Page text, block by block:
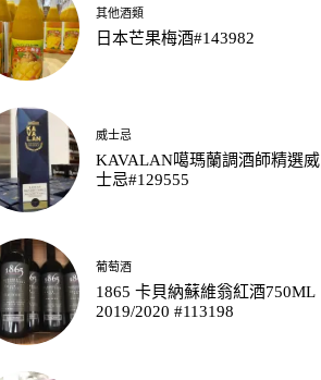
其他酒類
日本芒果梅酒#143982
威士忌
KAVALAN噶瑪蘭調酒師精選威
士忌#129555
葡萄酒
1865 卡貝納蘇維翁紅酒750ML
2019/2020 #113198